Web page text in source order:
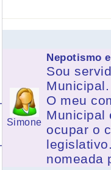
Simone
Nepotismo
Sou
Municipal.
O meu
Municipal
ocupar o
nomeada